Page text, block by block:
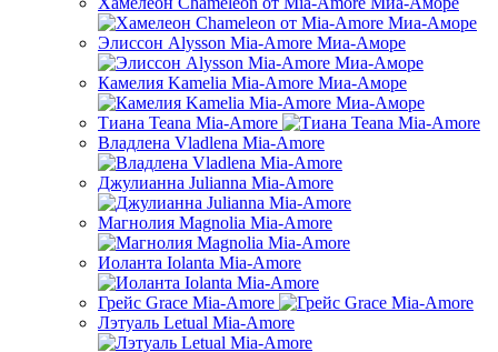
Элиссон Alysson Mia-Amore Миа-Аморе
Камелия Kamelia Mia-Amore Миа-Аморе
Тиана Teana Mia-Amore
Владлена Vladlena Mia-Amore
Джулианна Julianna Mia-Amore
Магнолия Magnolia Mia-Amore
Иоланта Iolanta Mia-Amore
Грейс Grace Mia-Amore
Лэтуаль Letual Mia-Amore